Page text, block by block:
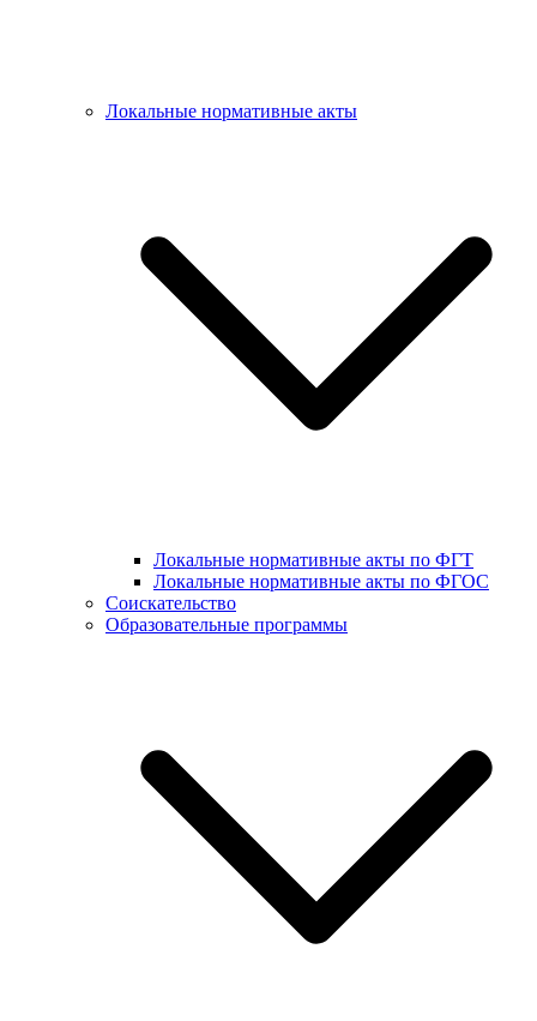
Локальные нормативные акты
Локальные нормативные акты по ФГТ
Локальные нормативные акты по ФГОС
Соискательство
Образовательные программы